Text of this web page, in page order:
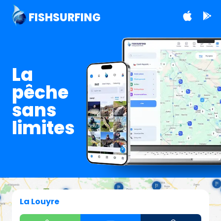
FISHSURFING
La
pêche
sans
limites
La Louyre